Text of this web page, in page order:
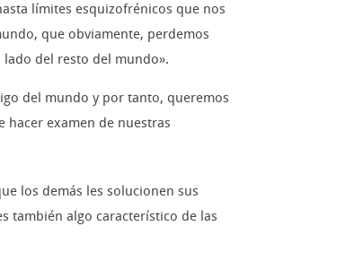
límites esquizofrénicos que nos
que obviamente, perdemos
del resto del mundo».
del mundo y por tanto, queremos
hacer examen de nuestras
los demás les solucionen sus
también algo característico de las